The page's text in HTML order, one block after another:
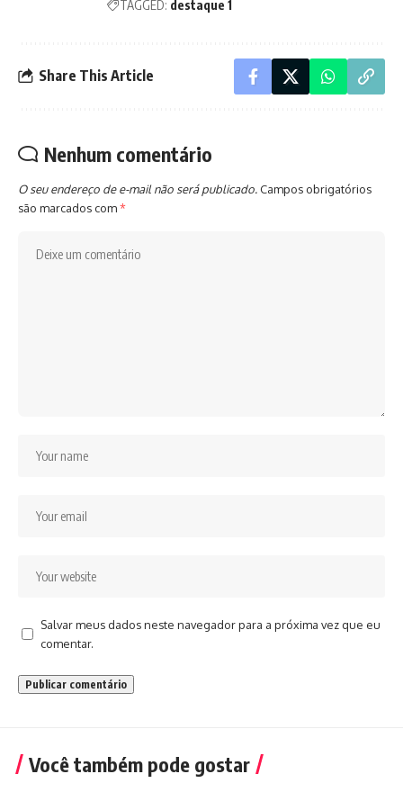
TAGGED: destaque 1
Share This Article
Nenhum comentário
O seu endereço de e-mail não será publicado. Campos obrigatórios
são marcados com*
Salvar meus dados neste navegador para a próxima vez que eu
comentar.
Você também pode gostar